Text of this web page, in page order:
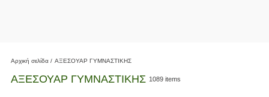
Αρχική σελίδα / ΑΞΕΣΟΥΑΡ ΓΥΜΝΑΣΤΙΚΗΣ
ΑΞΕΣΟΥΑΡ ΓΥΜΝΑΣΤΙΚΗΣ 1089 items